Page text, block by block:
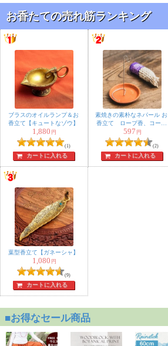
お香たての売れ筋ランキング
ブラスのオイルランプ＆お
香立て【キュートなゾウ】
1,880 円
(1)
カートに入れる
素焼きの素朴なネパール お
香立て ロープ香、コーン
香用 小物入れにも
597 円
(2)
カートに入れる
葉型香立て【ガネーシャ】
1,080 円
(9)
カートに入れる